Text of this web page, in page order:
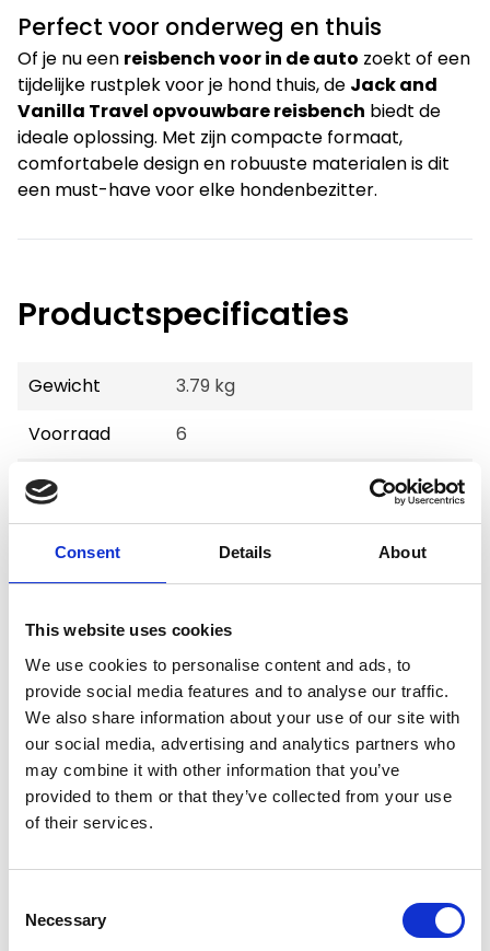
Consent Details About
This website uses cookies
We use cookies to personalise content and ads, to
provide social media features and to analyse our traffic.
We also share information about your use of our site with
our social media, advertising and analytics partners who
may combine it with other information that you’ve
provided to them or that they’ve collected from your use
of their services.
Selection
Necessary
Perfect voor onderweg en thuis
Of je nu een reisbench voor in de auto zoekt of een
tijdelijke rustplek voor je hond thuis, de Jack and
Vanilla Travel opvouwbare reisbench biedt de
ideale oplossing. Met zijn compacte formaat,
comfortabele design en robuuste materialen is dit
een must-have voor elke hondenbezitter.
Productspecificaties
Gewicht
3.79 kg
Voorraad
6
Artikelcode
EAN
5415251021332
Merk:Jack and Vanilla
Jack and Vanilla Reisbench
opvouwbaar maat M 70x52x52cm
€107,95
verzonden